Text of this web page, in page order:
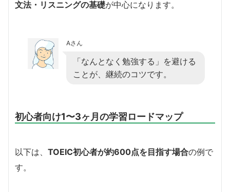
文法・リスニングの基礎が中心になります。
Aさん
「なんとなく勉強する」を避ける
ことが、継続のコツです。
初心者向け1〜3ヶ月の学習ロードマップ
以下は、 TOEIC初心者が約600点を目指す場合の例で
す。